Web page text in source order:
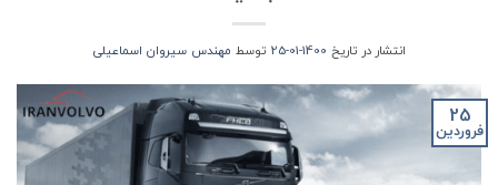
انتشار در تاریخ 1400-01-25 توسط مهندس سیروان اسماعیلی
25
فروردین